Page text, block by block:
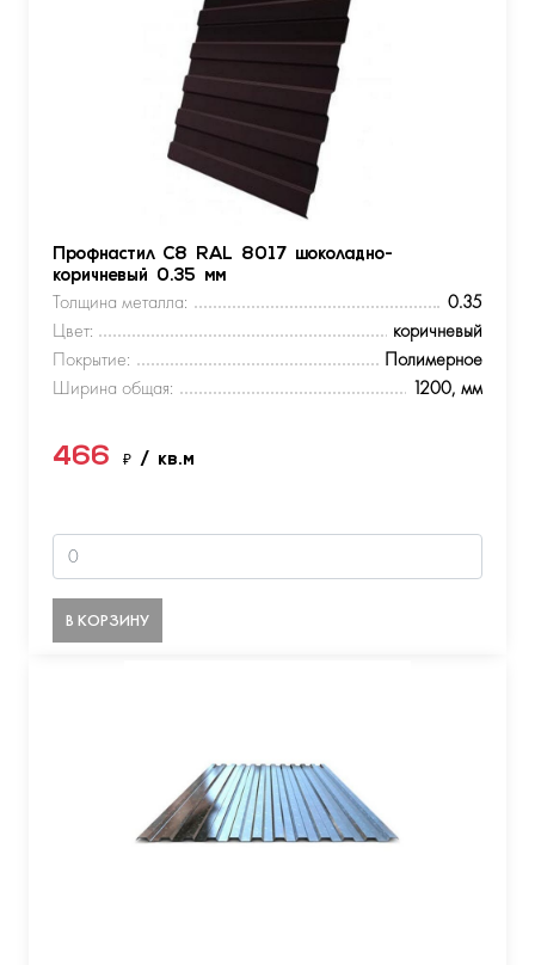
Профнастил С8 RAL 8017 шоколадно-
коричневый 0.35 мм
Толщина металла:
0.35
Цвет:
коричневый
Покрытие:
Полимерное
Ширина общая:
1200, мм
466 ₽ / кв.м
В КОРЗИНУ